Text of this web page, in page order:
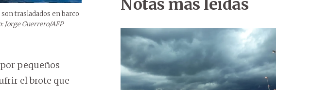
trasladados en barco
Jorge Guerrero/AFP
pequeños
el brote que
Notas más leídas